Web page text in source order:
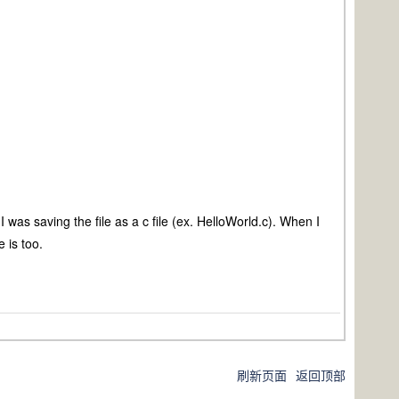
saving the file as a c file (ex. HelloWorld.c). When I
is too.
刷新页面 返回顶部